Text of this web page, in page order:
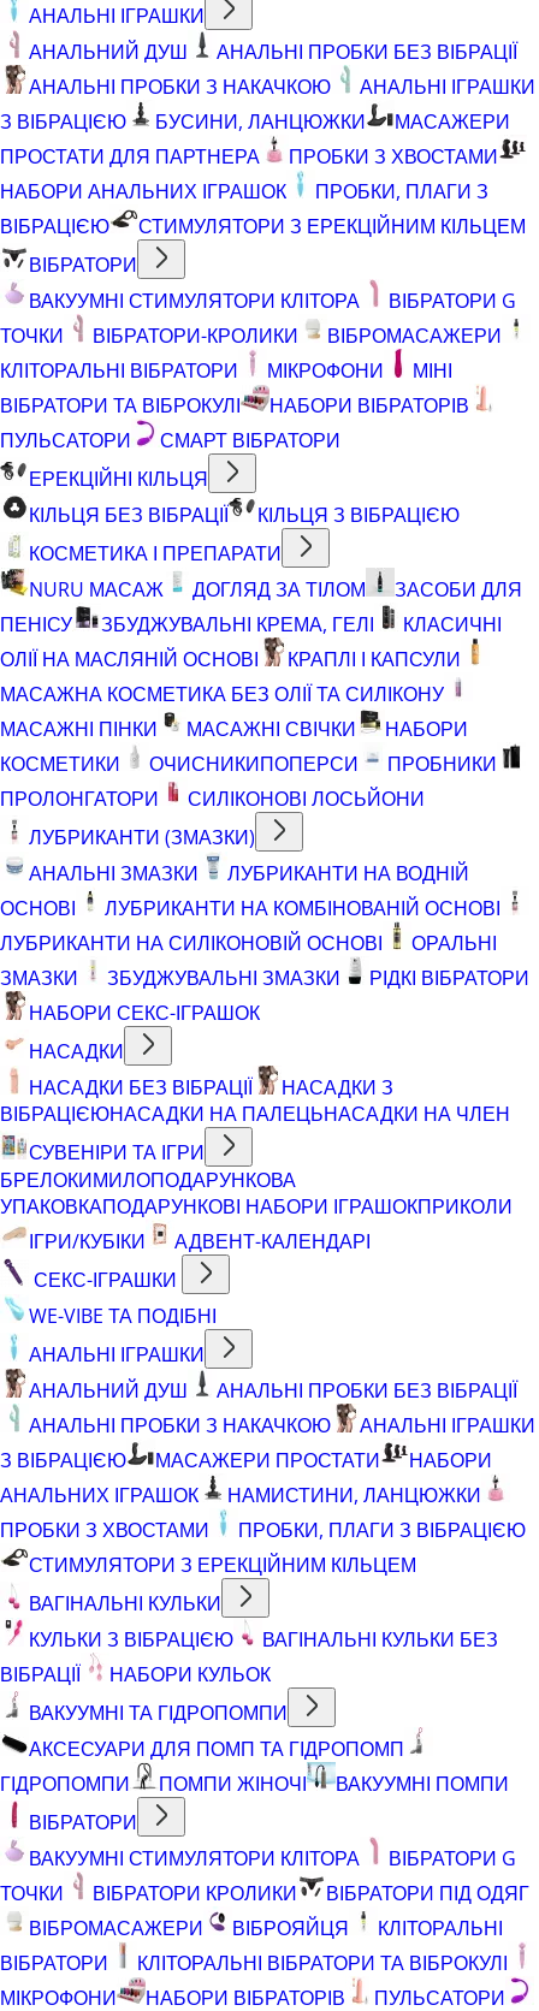
АНАЛЬНІ ІГРАШКИ
АНАЛЬНИЙ ДУШ
АНАЛЬНІ ПРОБКИ БЕЗ ВІБРАЦІЇ
АНАЛЬНІ ПРОБКИ З НАКАЧКОЮ
АНАЛЬНІ ІГРАШКИ
З ВІБРАЦІЄЮ
БУСИНИ, ЛАНЦЮЖКИ
МАСАЖЕРИ
ПРОСТАТИ ДЛЯ ПАРТНЕРА
ПРОБКИ З ХВОСТАМИ
НАБОРИ АНАЛЬНИХ ІГРАШОК
ПРОБКИ, ПЛАГИ З
ВІБРАЦІЄЮ
СТИМУЛЯТОРИ З ЕРЕКЦІЙНИМ КІЛЬЦЕМ
ВІБРАТОРИ
ВАКУУМНІ СТИМУЛЯТОРИ КЛІТОРА
ВІБРАТОРИ G
ТОЧКИ
ВІБРАТОРИ-КРОЛИКИ
ВІБРОМАСАЖЕРИ
КЛІТОРАЛЬНІ ВІБРАТОРИ
МІКРОФОНИ
МІНІ
ВІБРАТОРИ ТА ВІБРОКУЛІ
НАБОРИ ВІБРАТОРІВ
ПУЛЬСАТОРИ
СМАРТ ВІБРАТОРИ
ЕРЕКЦІЙНІ КІЛЬЦЯ
КІЛЬЦЯ БЕЗ ВІБРАЦІЇ
КІЛЬЦЯ З ВІБРАЦІЄЮ
КОСМЕТИКА І ПРЕПАРАТИ
NURU МАСАЖ
ДОГЛЯД ЗА ТІЛОМ
ЗАСОБИ ДЛЯ
ПЕНІСУ
ЗБУДЖУВАЛЬНІ КРЕМА, ГЕЛІ
КЛАСИЧНІ
ОЛІЇ НА МАСЛЯНІЙ ОСНОВІ
КРАПЛІ І КАПСУЛИ
МАСАЖНА КОСМЕТИКА БЕЗ ОЛІЇ ТА СИЛІКОНУ
МАСАЖНІ ПІНКИ
МАСАЖНІ СВІЧКИ
НАБОРИ
КОСМЕТИКИ
ОЧИСНИКИПОПЕРСИ
ПРОБНИКИ
ПРОЛОНГАТОРИ
СИЛІКОНОВІ ЛОСЬЙОНИ
ЛУБРИКАНТИ (ЗМАЗКИ)
АНАЛЬНІ ЗМАЗКИ
ЛУБРИКАНТИ НА ВОДНІЙ
ОСНОВІ
ЛУБРИКАНТИ НА КОМБІНОВАНІЙ ОСНОВІ
ЛУБРИКАНТИ НА СИЛІКОНОВІЙ ОСНОВІ
ОРАЛЬНІ
ЗМАЗКИ
ЗБУДЖУВАЛЬНІ ЗМАЗКИ
РІДКІ ВІБРАТОРИ
НАБОРИ СЕКС-ІГРАШОК
НАСАДКИ
НАСАДКИ БЕЗ ВІБРАЦІЇ
НАСАДКИ З
ВІБРАЦІЄЮНАСАДКИ НА ПАЛЕЦЬНАСАДКИ НА ЧЛЕН
СУВЕНІРИ ТА ІГРИ
БРЕЛОКИМИЛОПОДАРУНКОВА
УПАКОВКАПОДАРУНКОВІ НАБОРИ ІГРАШОКПРИКОЛИ
ІГРИ/КУБІКИ
АДВЕНТ-КАЛЕНДАРІ
СЕКС-ІГРАШКИ
WE-VIBE ТА ПОДІБНІ
АНАЛЬНІ ІГРАШКИ
АНАЛЬНИЙ ДУШ
АНАЛЬНІ ПРОБКИ БЕЗ ВІБРАЦІЇ
АНАЛЬНІ ПРОБКИ З НАКАЧКОЮ
АНАЛЬНІ ІГРАШКИ
З ВІБРАЦІЄЮ
МАСАЖЕРИ ПРОСТАТИ
НАБОРИ
АНАЛЬНИХ ІГРАШОК
НАМИСТИНИ, ЛАНЦЮЖКИ
ПРОБКИ З ХВОСТАМИ
ПРОБКИ, ПЛАГИ З ВІБРАЦІЄЮ
СТИМУЛЯТОРИ З ЕРЕКЦІЙНИМ КІЛЬЦЕМ
ВАГІНАЛЬНІ КУЛЬКИ
КУЛЬКИ З ВІБРАЦІЄЮ
ВАГІНАЛЬНІ КУЛЬКИ БЕЗ
ВІБРАЦІЇ
НАБОРИ КУЛЬОК
ВАКУУМНІ ТА ГІДРОПОМПИ
АКСЕСУАРИ ДЛЯ ПОМП ТА ГІДРОПОМП
ГІДРОПОМПИ
ПОМПИ ЖІНОЧІ
ВАКУУМНІ ПОМПИ
ВІБРАТОРИ
ВАКУУМНІ СТИМУЛЯТОРИ КЛІТОРА
ВІБРАТОРИ G
ТОЧКИ
ВІБРАТОРИ КРОЛИКИ
ВІБРАТОРИ ПІД ОДЯГ
ВІБРОМАСАЖЕРИ
ВІБРОЯЙЦЯ
КЛІТОРАЛЬНІ
ВІБРАТОРИ
КЛІТОРАЛЬНІ ВІБРАТОРИ ТА ВІБРОКУЛІ
МІКРОФОНИ
НАБОРИ ВІБРАТОРІВ ПУЛЬСАТОРИ